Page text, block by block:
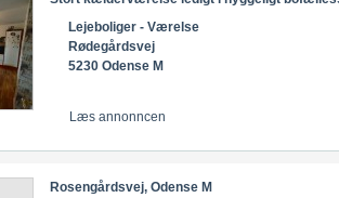
Lejeboliger - Værelse
Rødegårdsvej
5230 Odense M
Læs annonncen
Rosengårdsvej, Odense M